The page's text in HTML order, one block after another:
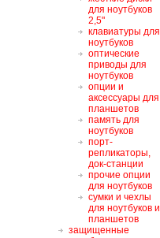
для ноутбуков
2,5"
клавиатуры для
ноутбуков
оптические
приводы для
ноутбуков
опции и
аксессуары для
планшетов
память для
ноутбуков
порт-
репликаторы,
док-станции
прочие опции
для ноутбуков
сумки и чехлы
для ноутбуков и
планшетов
защищенные